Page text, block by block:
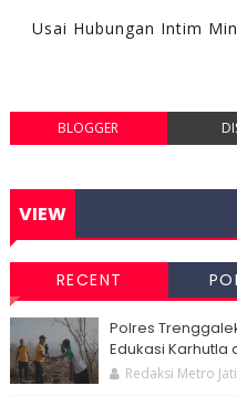
Usai Hubungan Intim
BLOGGER
VIEW
RECENT
Polres
Edukasi Karhutla
Redaksi Metro